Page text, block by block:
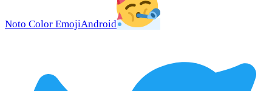
Noto Color EmojiAndroid